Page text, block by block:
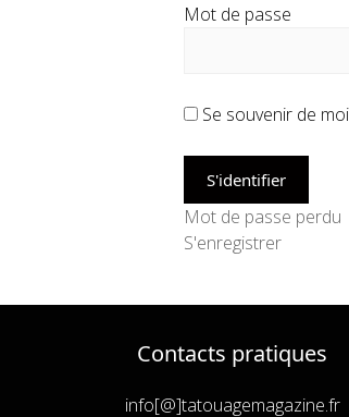
Mot de passe
Se souvenir de moi
Mot de passe perdu
S'enregistrer
Contacts pratiques
info[@]tatouagemagazine.fr